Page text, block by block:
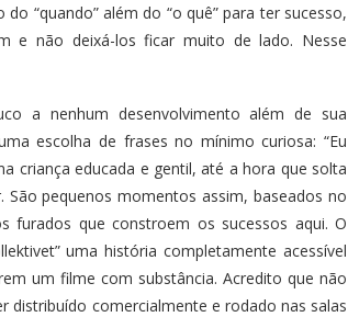
“quando” além do “o quê” para ter sucesso,
e não deixá-los ficar muito de lado. Nesse
a nenhum desenvolvimento além de sua
escolha de frases no mínimo curiosa: “Eu
criança educada e gentil, até a hora que solta
pequenos momentos assim, baseados no
furados que constroem os sucessos aqui. O
uma história completamente acessível
um filme com substância. Acredito que não
distribuído comercialmente e rodado nas salas